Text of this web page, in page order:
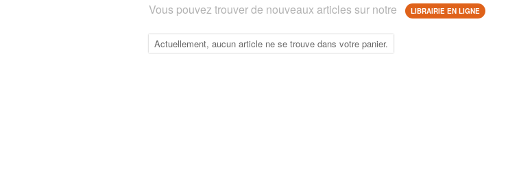
Vous pouvez trouver de nouveaux articles sur notre LIBRAIRIE EN LIGNE
Actuellement, aucun article ne se trouve dans votre panier.